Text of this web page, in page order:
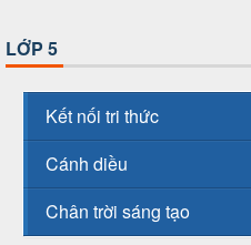
LỚP 5
Kết nối tri thức
Cánh diều
Chân trời sáng tạo